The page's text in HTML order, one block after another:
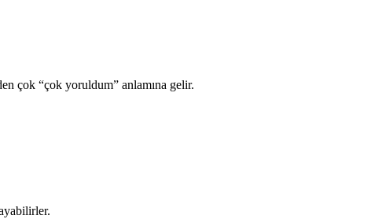
çok “çok yoruldum” anlamına gelir.